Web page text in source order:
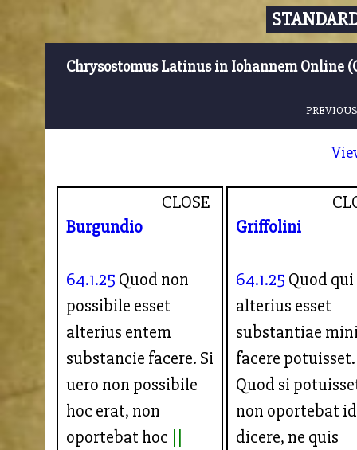
Chrysostomus Latinus in Iohannem Online
CLOSE
Burgundio
64.1.25 Quod non
possibile esset
alterius entem
substancie facere. Si
uero non possibile
hoc erat, non
oportebat hoc
Griffolini
64.1.25 Quod qui
alterius esset
substantiae
facere potuisset.
Quod si
non oportebat id
dicere, ne quis